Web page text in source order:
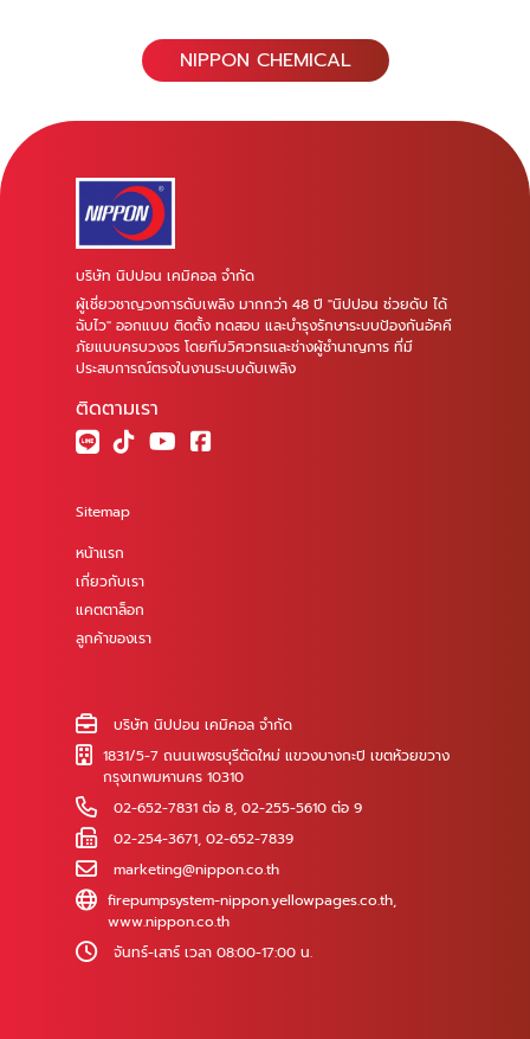
NIPPON CHEMICAL
บริษัท นิปปอน เคมิคอล จำกัด
ผู้เชี่ยวชาญวงการดับเพลิง มากกว่า 48 ปี "นิปปอน ช่วยดับ ได้
ฉับไว" ออกแบบ ติดตั้ง ทดสอบ และบำรุงรักษาระบบป้องกันอัคคี
ภัยแบบครบวงจร โดยทีมวิศวกรและช่างผู้ชำนาญการ ที่มี
ประสบการณ์ตรงในงานระบบดับเพลิง
ติดตามเรา
Sitemap
หน้าแรก
เกี่ยวกับเรา
แคตตาล็อก
ลูกค้าของเรา
บริษัท นิปปอน เคมิคอล จำกัด
1831/5-7 ถนนเพชรบุรีตัดใหม่ แขวงบางกะปิ เขตห้วยขวาง
กรุงเทพมหานคร 10310
02-652-7831 ต่อ 8, 02-255-5610 ต่อ 9
02-254-3671, 02-652-7839
marketing@nippon.co.th
firepumpsystem-nippon.yellowpages.co.th,
www.nippon.co.th
จันทร์-เสาร์ เวลา 08:00-17:00 น.